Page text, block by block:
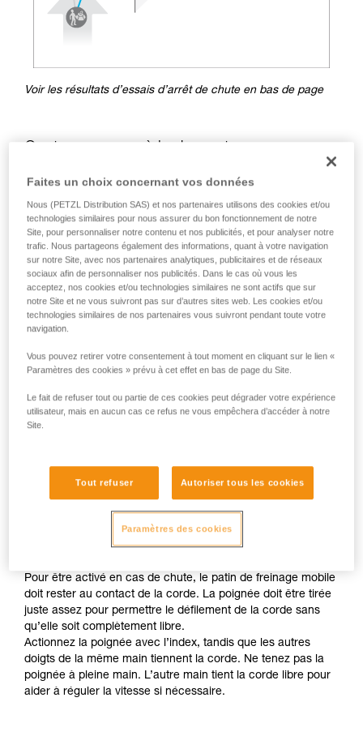
Voir les résultats d’essais d’arrêt de chute en bas de page
assurage :
accompagner le défilement de corde, en étant prêt à bloquer
de l’appareil en respectant la préhension préconisée, sans
Pour être activé en cas de chute, le patin de freinage mobile
doit rester au contact de la corde. La poignée doit être tirée
juste assez pour permettre le défilement de la corde sans
qu’elle soit complètement libre.
Actionnez la poignée avec l’index, tandis que les autres
doigts de la même main tiennent la corde. Ne tenez pas la
poignée à pleine main. L’autre main tient la corde libre pour
aider à réguler la vitesse si nécessaire.
Faites un choix concernant vos données
Nous (PETZL Distribution SAS) et nos partenaires utilisons des cookies et/ou
technologies similaires pour nous assurer du bon fonctionnement de notre
Site, pour personnaliser notre contenu et nos publicités, et pour analyser notre
trafic. Nous partageons également des informations, quant à votre navigation
sur notre Site, avec nos partenaires analytiques, publicitaires et de réseaux
sociaux afin de personnaliser nos publicités. Dans le cas où vous les
acceptez, nos cookies et/ou technologies similaires ne sont actifs que sur
notre Site et ne vous suivront pas sur d’autres sites web. Les cookies et/ou
technologies similaires de nos partenaires vous suivront pendant toute votre
navigation.
Vous pouvez retirer votre consentement à tout moment en cliquant sur le lien «
Paramètres des cookies » prévu à cet effet en bas de page du Site.
Le fait de refuser tout ou partie de ces cookies peut dégrader votre expérience
utilisateur, mais en aucun cas ce refus ne vous empêchera d’accéder à notre
Site.
Tout refuser Autoriser tous les cookies
Paramètres des cookies